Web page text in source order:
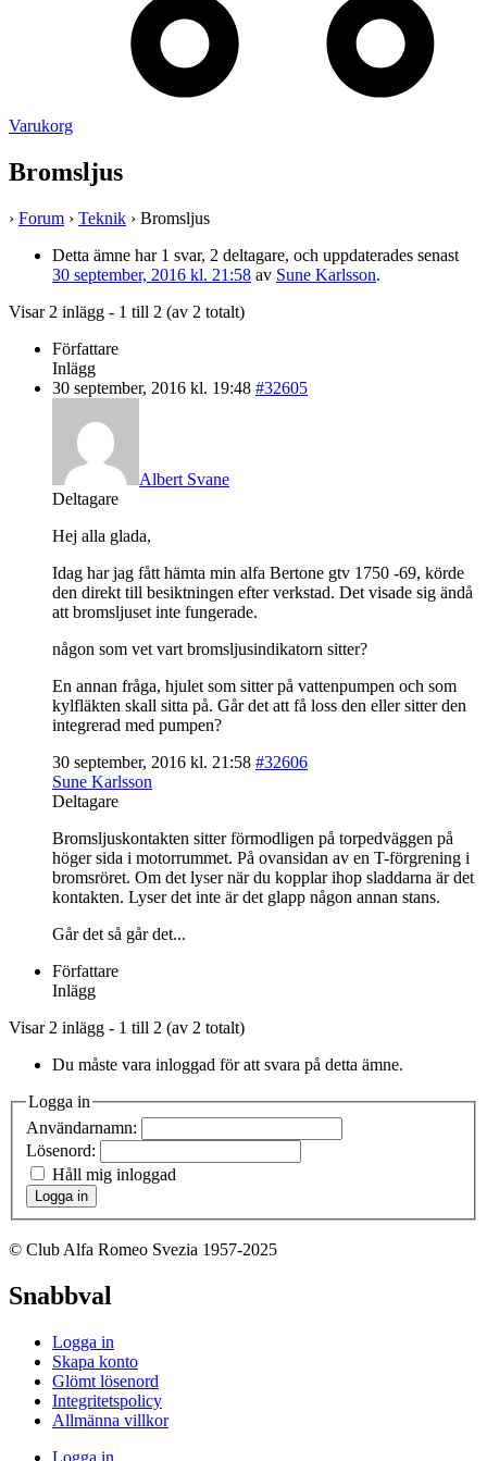
Varukorg
Bromsljus
› Forum › Teknik › Bromsljus
Detta ämne har 1 svar, 2 deltagare, och uppdaterades senast
30 september, 2016 kl. 21:58 av Sune Karlsson.
Visar 2 inlägg - 1 till 2 (av 2 totalt)
Författare
Inlägg
30 september, 2016 kl. 19:48 #32605
Albert Svane
Deltagare
Hej alla glada,
Idag har jag fått hämta min alfa Bertone gtv 1750 -69, körde
den direkt till besiktningen efter verkstad. Det visade sig ändå
att bromsljuset inte fungerade.
någon som vet vart bromsljusindikatorn sitter?
En annan fråga, hjulet som sitter på vattenpumpen och som
kylfläkten skall sitta på. Går det att få loss den eller sitter den
integrerad med pumpen?
30 september, 2016 kl. 21:58 #32606
Sune Karlsson
Deltagare
Bromsljuskontakten sitter förmodligen på torpedväggen på
höger sida i motorrummet. På ovansidan av en T-förgrening i
bromsröret. Om det lyser när du kopplar ihop sladdarna är det
kontakten. Lyser det inte är det glapp någon annan stans.
Går det så går det...
Författare
Inlägg
Visar 2 inlägg - 1 till 2 (av 2 totalt)
Du måste vara inloggad för att svara på detta ämne.
Logga in
Användarnamn:
Lösenord:
Håll mig inloggad
Logga in
© Club Alfa Romeo Svezia 1957-2025
Snabbval
Logga in
Skapa konto
Glömt lösenord
Integritetspolicy
Allmänna villkor